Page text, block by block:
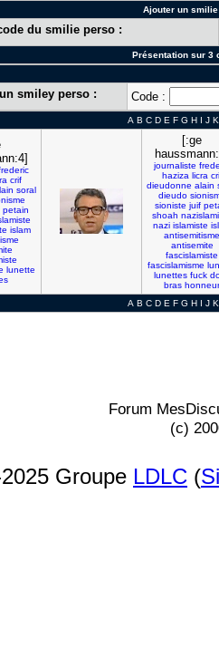
Ajouter un
du smilie perso :
Présentation sur 3
smiley perso : Code :
A B C D E F G H I J K
crif
soral
petain
islam
lunette
[:ge
journaliste
haziza licra
dieudonne alain
dieudo
sioniste juif
shoah
nazi islamiste
antisemitisme
antisemite
fascislamiste
fascislamisme
lunettes fuck
bras honneur
A B C D E F G H I J K
Forum
(c)
Groupe LDLC (